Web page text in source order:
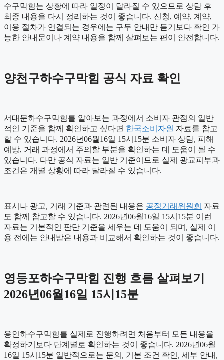
수구막힘는 상황에 따라 일정이 달라질 수 있으므로 상담 후
최종 내용을 다시 정리하는 것이 좋습니다. 신청, 예약, 계약,
이용 절차가 연결되는 경우에는 구두 안내만 듣기보다 확인 가
능한 안내문이나 계약 내용을 함께 살펴보는 편이 안전합니다.
양천구하수구막힘 공식 자료 확인
서대문하수구막힘를 알아보는 과정에서 소비자 관점의 일반
적인 기준을 함께 확인하고 싶다면 한국소비자원 자료를 참고
할 수 있습니다. 2026년06월16일 15시15분 소비자 상담, 피해
예방, 거래 과정에서 주의할 부분을 확인하는 데 도움이 될 수
있습니다. 다만 공식 자료는 일반 기준이므로 실제 광교피부과
조건은 개별 상황에 따라 달라질 수 있습니다.
표시나 광고, 거래 기준과 관련된 내용은 공정거래위원회 자료
도 함께 참고할 수 있습니다. 2026년06월16일 15시15분 이런
자료는 기본적인 판단 기준을 세우는 데 도움이 되며, 실제 이
용 전에는 안내받은 내용과 비교해서 확인하는 것이 좋습니다.
영등포하수구막힘 진행 흐름 살펴보기
2026년06월16일 15시15분
용인하수구막힘를 실제로 진행하려면 처음부터 모든 내용을
확정하기보다 단계별로 확인하는 것이 좋습니다. 2026년06월
16일 15시15분 일반적으로는 문의, 기본 조건 확인, 세부 안내,